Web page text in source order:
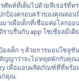
รศัพท์ที่เต็มไปด้วยฟีเจอร์ที่ท
ป้องครอบครัวของคุณตอน
าเพื่อเด็กที่เชื่อมต่อโลกออ
ราบรื่นกับ app โซเชียลมีเ
งเด็ก ๆ ด้วยการมอบโซลูชั
สัญญาว่าจะไม่หยุดพักกับคุ
เพื่อมอบผลิตภัณฑ์ที่ที่พร้อ
ก่คุณ